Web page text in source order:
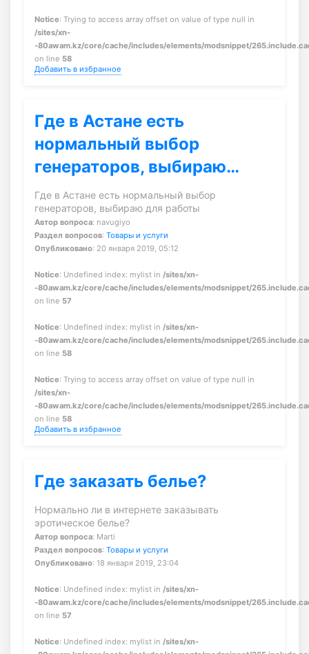
Notice: Trying to access array offset on value of type null in
/sites/xn-
-80awam.kz/core/cache/includes/elements/modsnippet/
on line 58
Добавить в избранное
Где в Астане есть
нормальный выбор
генераторов, выбираю…
Где в Астане есть нормальный выбор
генераторов, выбираю для работы
Автор вопроса: navugiyo
Раздел вопросов: Товары и услуги
Опубликовано: 20 января 2019, 05:12
Notice: Undefined index: mylist in /sites/xn-
-80awam.kz/core/cache/includes/elements/modsnippet/
on line 57
Notice: Undefined index: mylist in /sites/xn-
-80awam.kz/core/cache/includes/elements/modsnippet/
on line 58
Notice: Trying to access array offset on value of type null in
/sites/xn-
-80awam.kz/core/cache/includes/elements/modsnippet/
on line 58
Добавить в избранное
Где заказать белье?
Нормально ли в интернете заказывать
эротическое белье?
Автор вопроса: Marti
Раздел вопросов: Товары и услуги
Опубликовано: 18 января 2019, 23:04
Notice: Undefined index: mylist in /sites/xn-
-80awam.kz/core/cache/includes/elements/modsnippet/
on line 57
Notice: Undefined index: mylist in /sites/xn-